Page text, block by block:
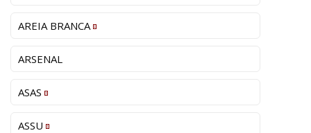
AREIA BRANCA
ARSENAL
ASAS
ASSU